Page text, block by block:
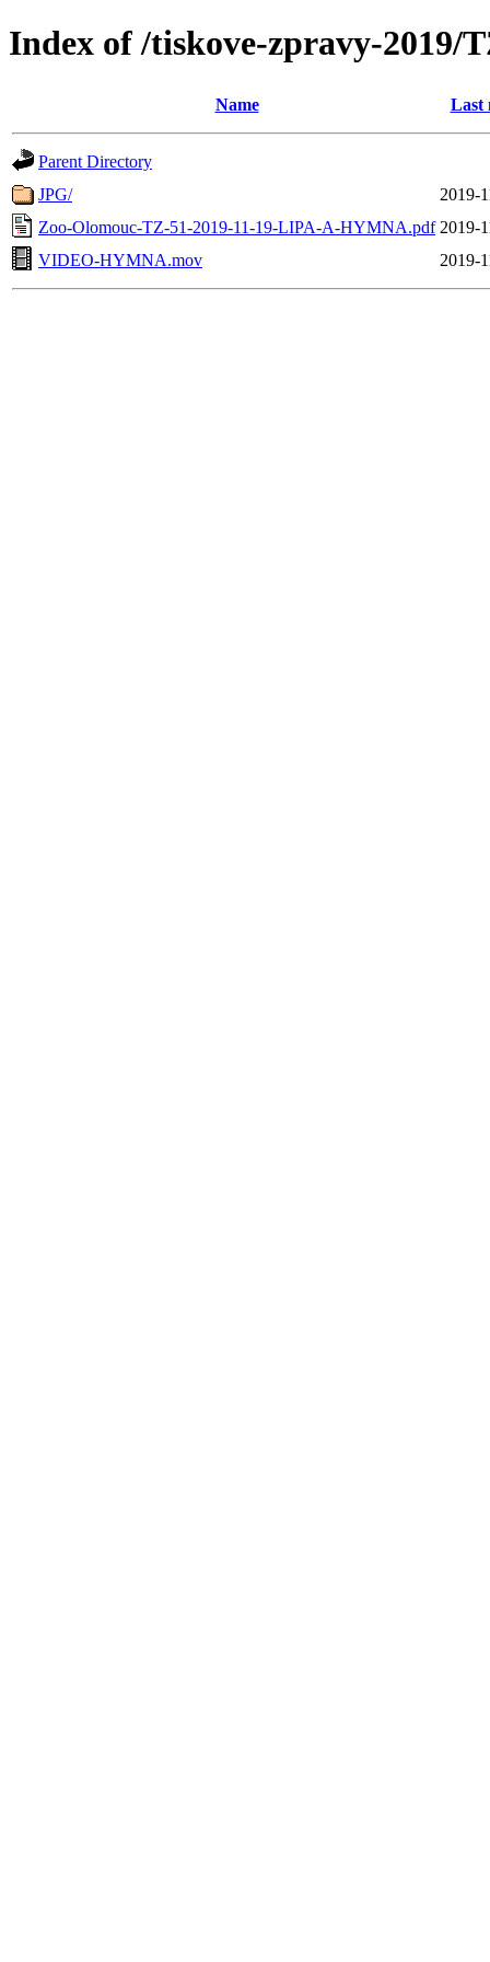
Index of /tiskove-zpravy-2019/
Name Last
Parent Directory
JPG/
2019-
Zoo-Olomouc-TZ-51-2019-11-19-LIPA-A-HYMNA.pdf 2019-
VIDEO-HYMNA.mov
2019-